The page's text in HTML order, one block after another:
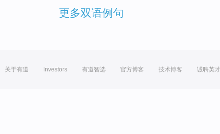
更多双语例句
关于有道 Investors 有道智选 官方博客 技术博客 诚聘英才